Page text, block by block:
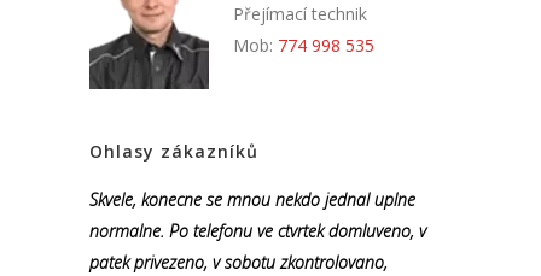
Přejímací technik
Mob: 774 998 535
Ohlasy zákazníků
Skvele, konecne se mnou nekdo jednal uplne
normalne. Po telefonu ve ctvrtek domluveno, v
patek privezeno, v sobotu zkontrolovano,